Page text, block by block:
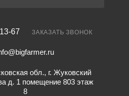
67 ЗАКАЗАТЬ ЗВОНОК
обл., г. Жуковский
д. 1 помещение 803 этаж
8